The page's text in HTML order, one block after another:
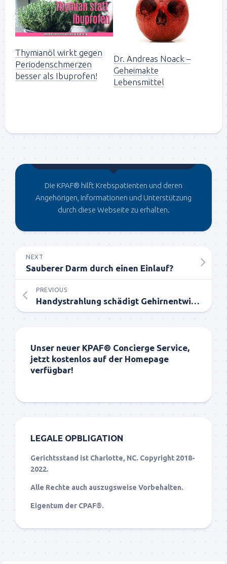
Thymianöl wirkt gegen
Periodenschmerzen
besser als Ibuprofen!
Dr. Andreas Noack –
Geheimakte
Lebensmittel
Gegründet von Dr.C
Die KPAF® hilft Krebspatienten und deren
Angehörigen, Informationen und Unterstützung
durch diese Webseite zu erhalten.
NEXT
Sauberer Darm durch einen Einlauf?
PREVIOUS
Handystrahlung schädigt Gehirnentwicklung von Jugendlichen
Unser neuer KPAF® Concierge Service,
jetzt kostenlos auf der Homepage
verfügbar!
LEGALE OPBLIGATION
Gerichtsstand ist Charlotte, NC. Copyright 2018-
2022.
Alle Rechte auch auszugsweise Vorbehalten.
Eigentum der CPAF®.